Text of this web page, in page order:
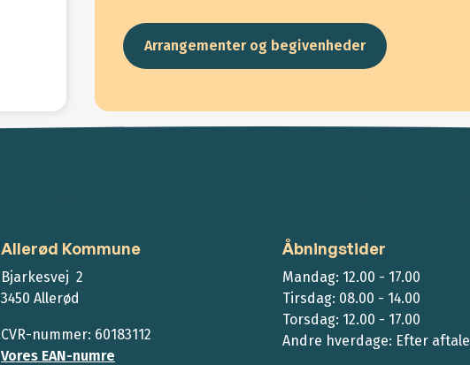
Arrangementer og begivenheder
Allerød Kommune
Bjarkesvej 2
3450 Allerød
CVR-nummer: 60183112
Vores EAN-numre
Åbningstider
Mandag: 12.00 - 17.00
Tirsdag: 08.00 - 14.00
Torsdag: 12.00 - 17.00
Andre hverdage: Efter aftale